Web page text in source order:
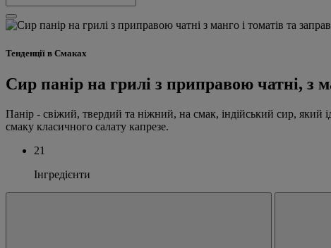
Тенденції в Смаках
Сир панір на грилі з приправою чатні, з
Панір - свіжий, твердий та ніжний, на смак, індійський сир, який
смаку класичного салату капрезе.
21
Інгредієнти